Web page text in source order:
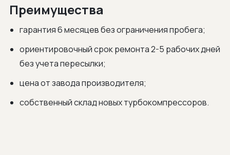
Преимущества
гарантия 6 месяцев без ограничения пробега;
ориентировочный срок ремонта 2-5 рабочих дней
без учета пересылки;
цена от завода производителя;
собственный склад новых турбокомпрессоров.